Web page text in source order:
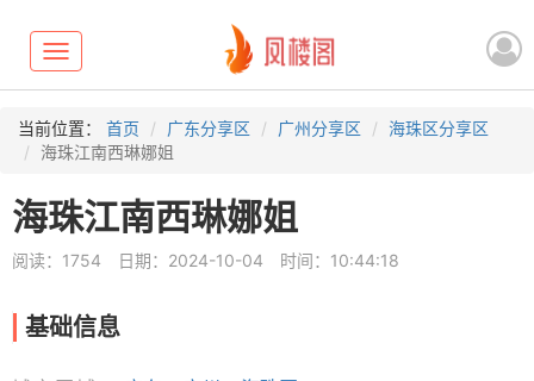
Toggle
navigation
当前位置： 首页 广东分享区 广州分享区
海珠区分享区
海珠江南西琳娜姐
海珠江南西琳娜姐
阅读：1754 日期：2024-10-04 时间：10:44:18
基础信息